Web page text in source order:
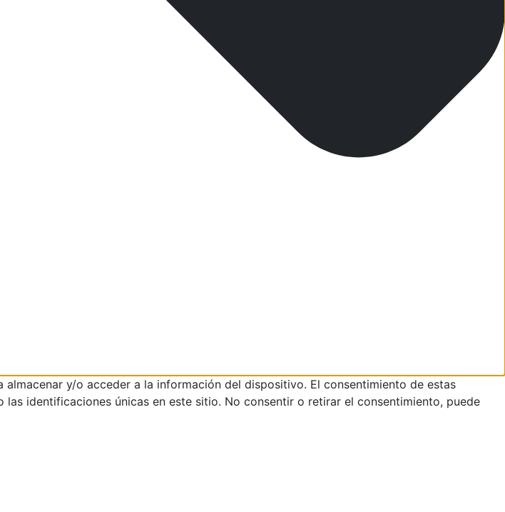
y/o acceder a la información del dispositivo. El consentimiento de estas
identificaciones únicas en este sitio. No consentir o retirar el consentimiento, puede